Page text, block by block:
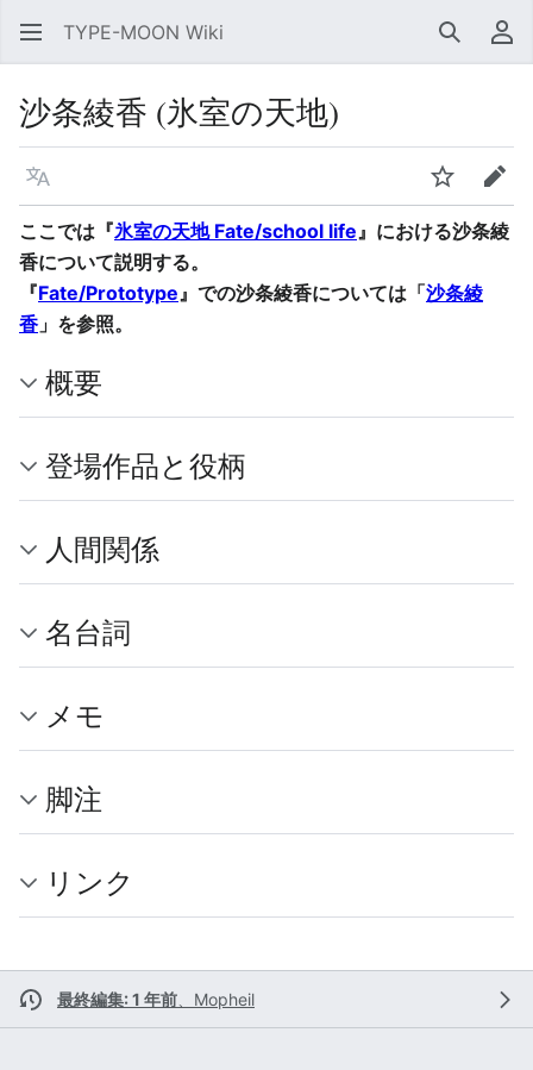
TYPE-MOON Wiki 検索 利
沙条綾香 (氷室の天地)
言語 ウォッチ編集
ここでは『氷室の天地 Fate/school life』における沙条綾
香について説明する。
『Fate/Prototype』での沙条綾香については「沙条綾
香 」を参照。
概要
登場作品と役柄
人間関係
名台詞
メモ
脚注
リンク
最終編集: 1 年前 Mopheil